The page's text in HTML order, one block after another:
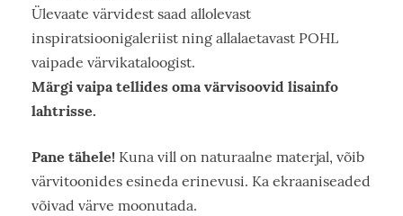
Ülevaate värvidest saad allolevast
inspiratsioonigaleriist ning allalaetavast POHL
vaipade värvikataloogist.
Märgi vaipa tellides oma värvisoovid lisainfo
lahtrisse.
Pane tähele! Kuna vill on naturaalne materjal, võib
värvitoonides esineda erinevusi. Ka ekraaniseaded
võivad värve moonutada.